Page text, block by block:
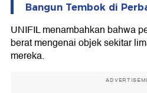
Bangun Tembok di
UNIFIL menambahkan bahwa
berat mengenai objek sekitar
mereka.